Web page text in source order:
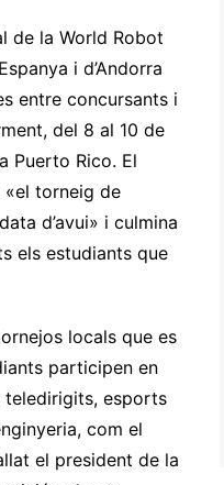
de la World Robot
i d’Andorra
entre concursants i
del 8 al 10 de
Puerto Rico. El
«el torneig de
d’avui» i culmina
els estudiants que
locals que es
participen en
teledirigits, esports
com el
el president de la